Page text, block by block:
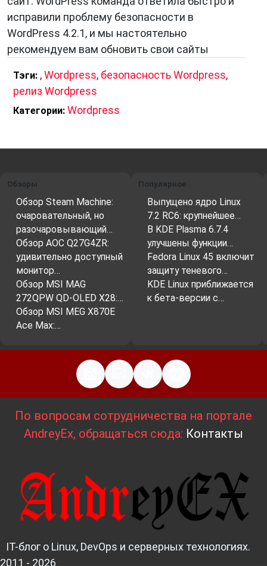
исправили проблему безопасности в
WordPress 4.2.1, и мы настоятельно
рекомендуем вам обновить свои сайты
Тэги: ,Wordpress, безопасность Wordpress,
релиз Wordpress
Категории: Wordpress
Обзоры
Обзор Steam Machine:
очаровательный, но
разочаровывающий…
Обзор AOC Q27G4ZR:
удивительно доступный
монитор…
Обзор MSI MAG
272QPW QD-OLED X28:…
Обзор MSI MEG X870E
Ace Max:…
Популярное
Выпущено ядро Linux
7.2 RC6: крупнейшее…
В KDE Plasma 6.7.4
улучшены функции…
Fedora Linux 45 включит
защиту теневого…
KDE Linux приближается
к бета-версии с…
По вопросам сотрудничества на портале
AndreyEx, обращаться сюда: Контакты
IT-блог о Linux, DevOps и серверных технологиях.
2011 - 2026